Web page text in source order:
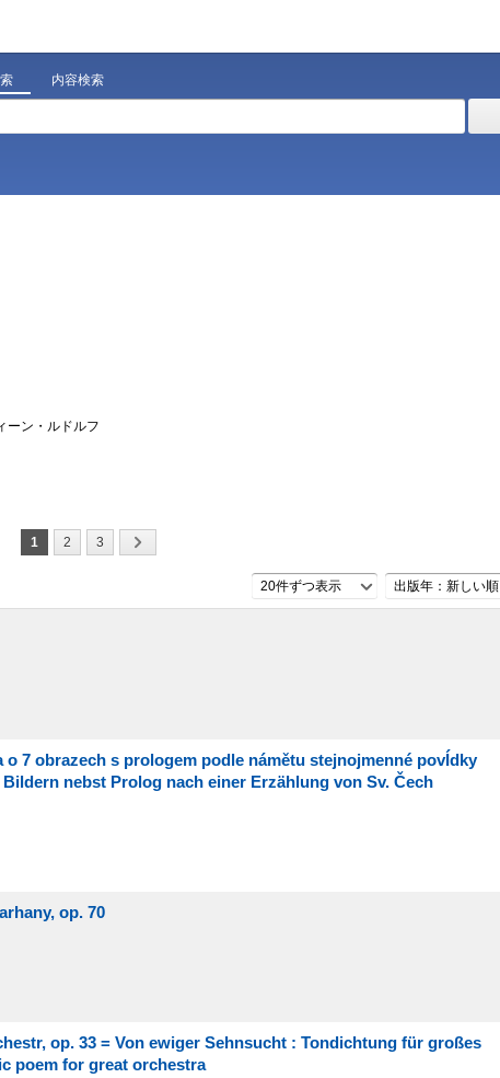
内容検索
ーン・ルドルフ
1 2 3
20件ずつ表示 出版年：新しい順
7 obrazech s prologem podle námětu stejnojmenné povÍdky
nebst Prolog nach einer Erzählung von Sv. Čech
op. 70
op. 33 = Von ewiger Sehnsucht : Tondichtung für großes
poem for great orchestra